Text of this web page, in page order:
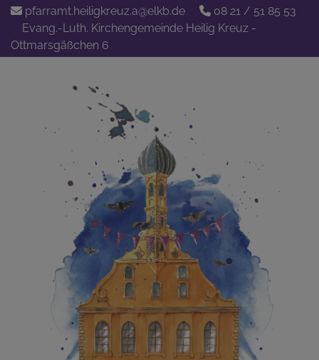
Direkt
zum
Inhalt
pfarramt.heiligkreuz.a@elkb.de
08 21 / 51 85 53
Evang.-Luth. Kirchengemeinde Heilig Kreuz -
Ottmarsgäßchen 6